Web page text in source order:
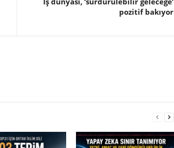
pozitif bakıyor